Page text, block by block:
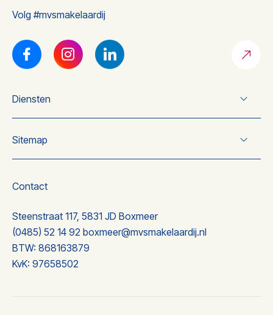
Diensten
Koop
Taxatie
Sitemap
Wonen
Ervaringen
Contact
Contact
Steenstraat 117, 5831 JD Boxmeer
(0485) 52 14 92 boxmeer@mvsmakelaardij.nl
BTW: 868163879
KvK: 97658502
Volg #mvsmakelaardij